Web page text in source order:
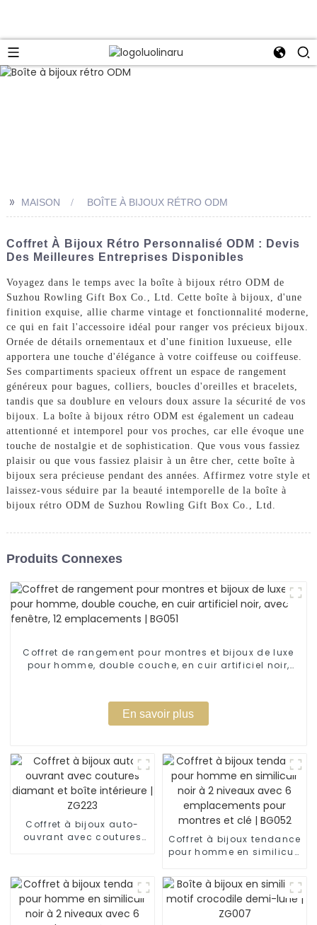
>> MAISON BOÎTE À BIJOUX RÉTRO ODM
Coffret À Bijoux Rétro Personnalisé ODM : Devis
Des Meilleures Entreprises Disponibles
Voyagez dans le temps avec la boîte à bijoux rétro ODM de
Suzhou Rowling Gift Box Co., Ltd. Cette boîte à bijoux, d'une
finition exquise, allie charme vintage et fonctionnalité moderne,
ce qui en fait l'accessoire idéal pour ranger vos précieux bijoux.
Ornée de détails ornementaux et d'une finition luxueuse, elle
apportera une touche d'élégance à votre coiffeuse ou coiffeuse.
Ses compartiments spacieux offrent un espace de rangement
généreux pour bagues, colliers, boucles d'oreilles et bracelets,
tandis que sa doublure en velours doux assure la sécurité de vos
bijoux. La boîte à bijoux rétro ODM est également un cadeau
attentionné et intemporel pour vos proches, car elle évoque une
touche de nostalgie et de sophistication. Que vous vous fassiez
plaisir ou que vous fassiez plaisir à un être cher, cette boîte à
bijoux sera précieuse pendant des années. Affirmez votre style et
laissez-vous séduire par la beauté intemporelle de la boîte à
bijoux rétro ODM de Suzhou Rowling Gift Box Co., Ltd.
Produits Connexes
Coffret de rangement pour montres et bijoux de luxe
pour homme, double couche, en cuir artificiel noir,
En savoir plus
Coffret à bijoux auto-
ouvrant avec coutures
Coffret à bijoux tendance
pour homme en similicuir
emplacements pour
montres et clé | BG052